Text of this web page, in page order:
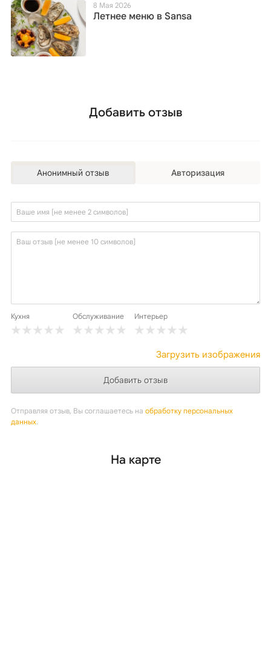
8 Мая 2026
Летнее меню в Sansa
Добавить отзыв
Анонимный отзыв Авторизация
Кухня Обслуживание Интерьер
Загрузить изображения
Отправляя отзыв, Вы соглашаетесь на обработку персональных
данных.
На карте